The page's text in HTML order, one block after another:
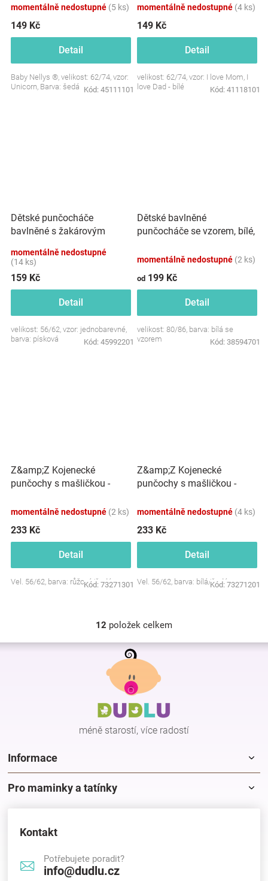
momentálně nedostupné (5 ks)
149 Kč
Detail
Baby Nellys ®, velikost: 62/74, vzor:
Unicorn, Barva: šedá Kód: 45111101
momentálně nedostupné (4 ks)
149 Kč
Detail
velikost: 62/74, vzor: I love Mom, I
love Dad - bílé
Kód: 41118101
Dětské punčocháče
bavlněné s žakárovým
momentálně nedostupné
(14 ks)
159 Kč
Detail
velikost: 56/62, vzor: jednobarevné,
barva: písková
Kód: 45992201
Dětské bavlněné
punčocháče se vzorem, bílé,
momentálně nedostupné (2 ks)
od 199 Kč
Detail
velikost: 80/86, barva: bílá se
vzorem
Kód: 38594701
Z&amp;Z Kojenecké
punčochy s mašličkou -
momentálně nedostupné (2 ks)
233 Kč
Detail
Vel. 56/62, barva: růžová/šedá
Kód: 73271301
Z&amp;Z Kojenecké
punčochy s mašličkou -
momentálně nedostupné (4 ks)
233 Kč
Detail
Vel. 56/62, barva: bílá/šedá
Kód: 73271201
O
v
l
d
a
c
í
p
r
12 položek celkem
Z
méně starostí, více radostí
Informace
Pro maminky a tatínky
Kontakt
Potřebujete poradit?
info@dudlu.cz